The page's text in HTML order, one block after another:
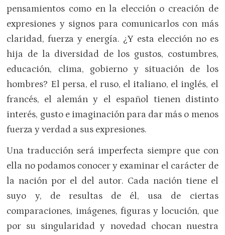
pensamientos como en la elección o creación de
expresiones y signos para comunicarlos con más
claridad, fuerza y energía. ¿Y esta elección no es
hija de la diversidad de los gustos, costumbres,
educación, clima, gobierno y situación de los
hombres? El persa, el ruso, el italiano, el inglés, el
francés, el alemán y el español tienen distinto
interés, gusto e imaginación para dar más o menos
fuerza y verdad a sus expresiones.
Una traducción será imperfecta siempre que con
ella no podamos conocer y examinar el carácter de
la nación por el del autor. Cada nación tiene el
suyo y, de resultas de él, usa de ciertas
comparaciones, imágenes, figuras y locución, que
por su singularidad y novedad chocan nuestra